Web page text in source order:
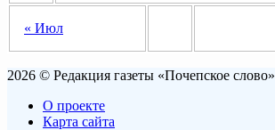
« Июл
2026 © Редакция газеты «Почепское слово»
О проекте
Карта сайта